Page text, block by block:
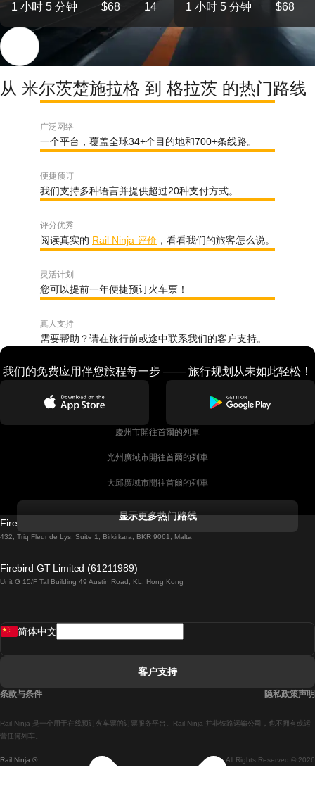
1 小时 5 分钟 $68 14 1 小时 5 分钟 $68
从 米尔茨楚施拉格 到 格拉茨 的热门路线
广泛网络
一个平台，覆盖全球34+个目的地和700+条线路。
便捷预订
我们支持多种语言并提供超过20种支付方式。
评分优秀
阅读真实的 Rail Ninja 评价 ，看看我们的旅客怎么说。
灵活计划
您可以提前一年便捷预订火车票！
真人支持
需要帮助？请在旅行前或途中联系我们的客户支持。
我们的免费应用伴您旅程每一步 —— 旅行规划从未如此轻松！
慶州市開往首爾的列車
光州廣域市開往首爾的列車
大邱廣域市開往首爾的列車
都柏林開往戈尔韦的列車
羅馬開往拿坡里的列車
馬德里開往巴塞罗那的列車
显示更多热门路线
Firebird GT Limited (OC 1451)
432, Triq Fleur de Lys, Suite 1, Birkirkara, BKR 9061, Malta
Firebird GT Limited (61211989)
Unit G 15/F Tal Building 49 Austin Road, KL, Hong Kong
Rail Ninja ® All Rights Reserved © 2026
Rail Ninja 是一个用于在线预订火车票的订票服务平台。Rail Ninja 并非铁路运输公司，也不拥有或运
营任何列车。
简体中文
客户支持
条款与条件 隐私政策声明